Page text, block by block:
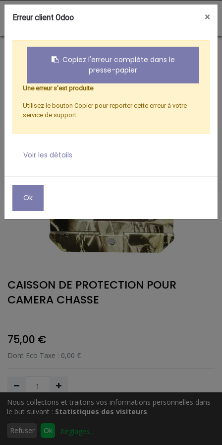
Rechercher
0
Boutique
VIDEO SURVEILLANCE
CAISSON DE PROTECTION POUR CAMERA CHASSE
CAISSON DE PROTECTION POUR
CAMERA CHASSE
75,00 €
Dont Eco Taxe : 0,00 €
Ajouter au Panier
Nous collectons et traitons vos informations personnelles dans
le but suivant : Statistiques des visiteurs.
Refuser Ok Réglages...
Erreur client Odoo ×
Copiez l'erreur complète dans le
presse-papier
Une erreur s'est produite
Utilisez le bouton Copier pour reporter cette erreur à votre
service de support.
Voir les détails
Ok